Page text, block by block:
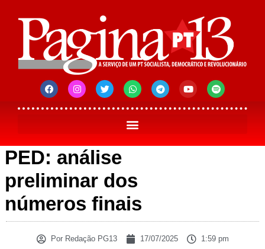
PED: análise
preliminar dos
números finais
PorRedação PG13 17/07/2025
1:59 pm